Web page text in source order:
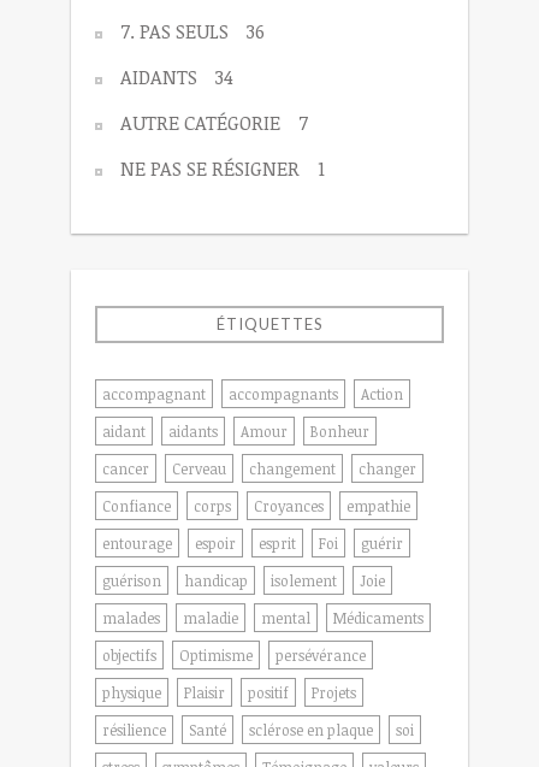
7. PAS SEULS
36
AIDANTS
34
AUTRE CATÉGORIE
7
NE PAS SE RÉSIGNER
1
ÉTIQUETTES
accompagnant accompagnants
Action
aidant
aidants Amour
Bonheur
cancer
Cerveau changement
changer
Confiance
corps Croyances
empathie
entourage
espoir esprit Foi
guérir
guérison
handicap isolement
Joie
malades
maladie mental
Médicaments
objectifs
Optimisme
persévérance
physique
Plaisir positif
Projets
résilience
Santé sclérose en plaque
soi